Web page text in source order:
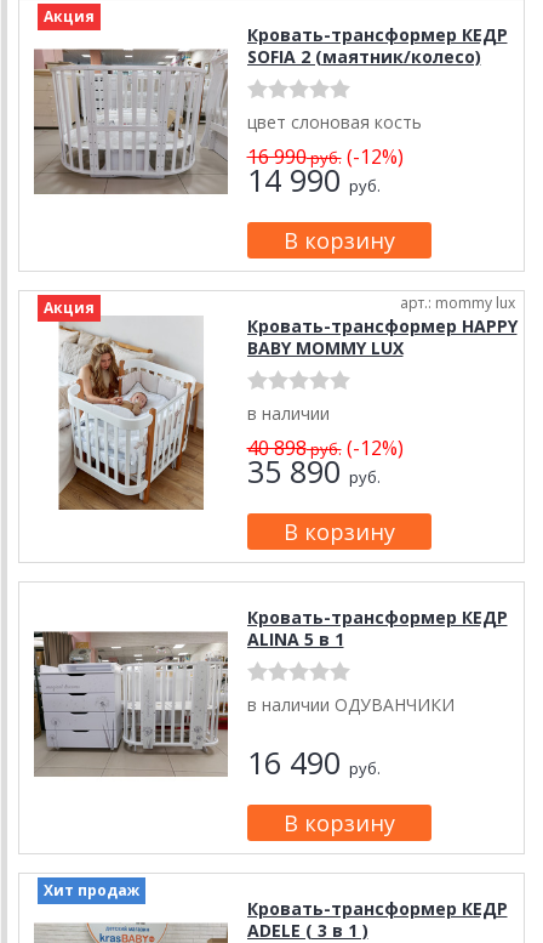
Акция
Кровать-трансформер КЕДР
SOFIA 2 (маятник/колесо)
цвет слоновая кость
16 990руб.(-12%)
14 990руб.
Акция арт.: mommy lux
Кровать-трансформер HAPPY
BABY MOMMY LUX
в наличии
40 898руб.(-12%)
35 890руб.
Кровать-трансформер КЕДР
ALINA 5 в 1
в наличии ОДУВАНЧИКИ
16 490 руб.
Хит продаж
Кровать-трансформер КЕДР
ADELE ( 3 в 1 )